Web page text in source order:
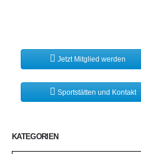
Jetzt Mitglied werden
Sportstätten und Kontakt
KATEGORIEN